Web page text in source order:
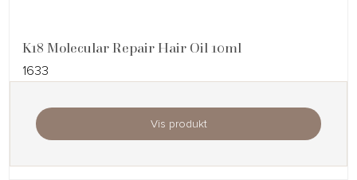
K18 Molecular Repair Hair Oil 10ml
1633
Vis produkt